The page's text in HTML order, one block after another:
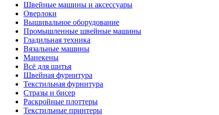
Швейные машины и аксессуары
Оверлоки
Вышивальное оборудование
Промышленные швейные машины
Гладильная техника
Вязальные машины
Манекены
Всё для шитья
Швейная фурнитура
Текстильная фурнитура
Стразы и бисер
Раскройные плоттеры
Текстильные принтеры